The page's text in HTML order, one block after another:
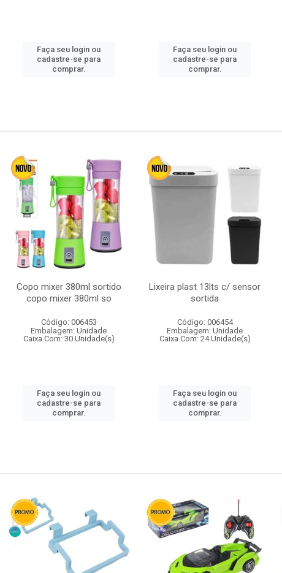
Faça seu login ou
cadastre-se para
comprar.
Faça seu login ou
cadastre-se para
comprar.
Copo mixer 380ml sortido
copo mixer 380ml so
Código: 006453
Embalagem: Unidade
Caixa Com: 30 Unidade(s)
Faça seu login ou
cadastre-se para
comprar.
Lixeira plast 13lts c/ sensor
sortida
Código: 006454
Embalagem: Unidade
Caixa Com: 24 Unidade(s)
Faça seu login ou
cadastre-se para
comprar.